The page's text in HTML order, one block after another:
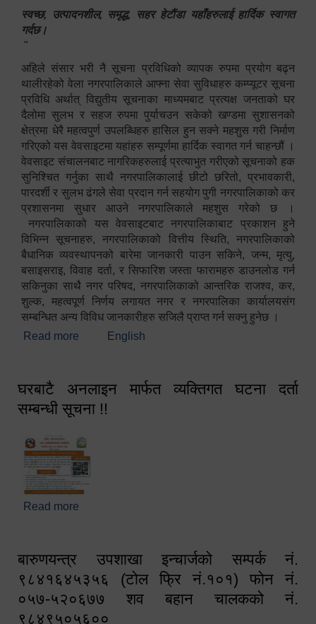
स्वच्छ, उत्पादनशील, समृद्ध, सहर हेटौंडा यहाँहरुलाई हार्दिक स्वागत
गर्दछ।
"
अहिले संसार भरी नै सूचना प्रविधिको व्यापक रुपमा प्रयोग बढ्न
थालीरहेको वेला नगरपालिकाले आफ्ना सेवा सुविधाहरु कम्प्यूटर सूचना
प्रविधि अर्थात् विद्युतीय सूचनाका माध्यमबाट प्रत्यक्ष जनताको घर
दैलोमा सुलभ र सहज रुपमा पुर्याचउन सकेको खण्डमा सुशासनको
क्षेत्रमा धेरै महत्वपुर्ण उपलब्धिहरु हासिल हुन सक्ने महशुस गरी निर्माण
गरिएको यस वेवसाइटमा यहांहरु सम्पूर्णमा हार्दिक स्वागत गर्न चाहन्छौं ।
वेवसाइट संचालनबाट नागरिकहरुलाई प्रत्याभुत गरीएको सूचनाको हक
सुनिश्चित गर्नुका साथै नगरपालिकालाई छीटो छरितो, प्रभावकारी,
पारदर्शी र सुलभ ढंगले सेवा प्रदान गर्न सहयोग पुगी नगरपालिकाको कर
प्रशासनमा सुधार आउने नगरपालिकाले महशुस गरेको छ ।
नगरपालिकाको यस वेवसाइटबाट नगरपालिकाबाट प्रकाशन हुने
विभिन्न सूचनाहरु, नगरपालिकाको वित्तीय स्थिति, नगरपालिकाको
बैधानिक व्यवस्थापनको बारेमा जानकारी पाउन सकिने, जन्म, मृत्यु,
बसाइसराइ, विवाह दर्ता, र सिफारिश जस्ता फारामहरु डाउनलोड गर्न
सकिनुका साथै नगर परिषद, नगरपालिकाको आन्तरिक राजश्व, कर,
शुल्क, महत्वपूर्ण निर्णय लगायत नगर र नगरपालिका कार्यालयसंग
सम्बन्धित अन्य विविध जानकारीहरु सजिलै प्राप्त गर्न सक्नु हुनेछ ।
Read more about स्वागतम!!!
English
घरबाटै अनलाइन मार्फत व्यक्तिगत घटना दर्ता
सम्बन्धी सूचना !!
Read more
बारुणयन्त्र उपशाखा इन्चार्जको सम्पर्क नं.
९८४१६४५३५६ (टोल फ्रि नं.१०१) फोन नं.
०५७-५२०६७७ शव बहान चालकको नं.
९८४९५०५६००